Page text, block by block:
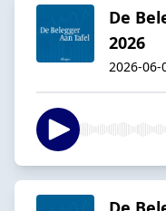
De
2026
2026-06-